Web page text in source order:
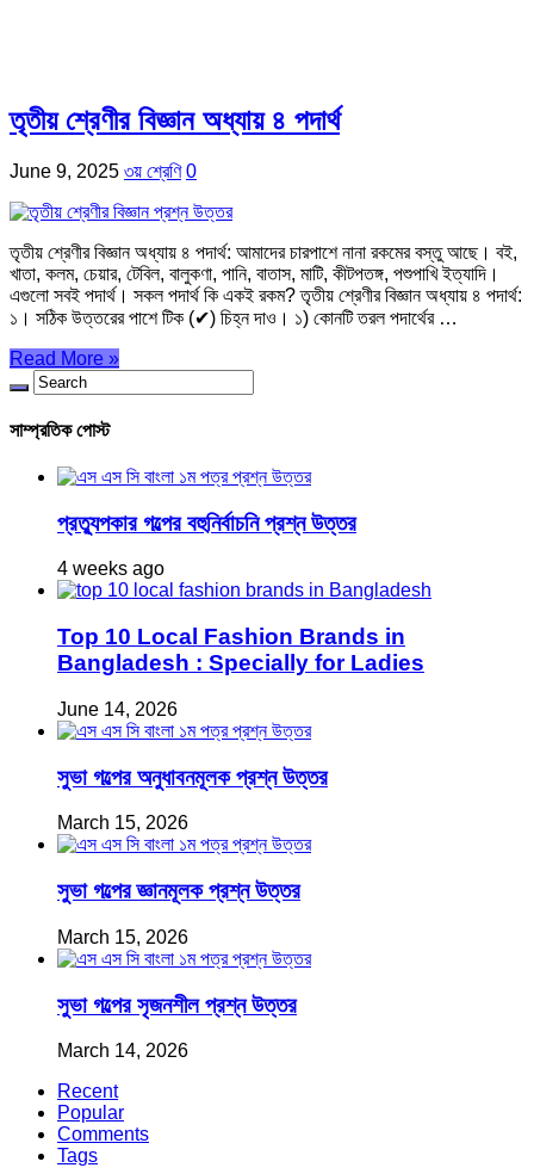
তৃতীয় শ্রেণীর বিজ্ঞান অধ্যায় ৪ পদার্থ
June 9, 2025 ৩য় শ্রেণি 0
তৃতীয় শ্রেণীর বিজ্ঞান অধ্যায় ৪ পদার্থ: আমাদের চারপাশে নানা রকমের বস্তু আছে। বই,
খাতা, কলম, চেয়ার, টেবিল, বালুকণা, পানি, বাতাস, মাটি, কীটপতঙ্গ, পশুপাখি ইত্যাদি।
এগুলো সবই পদার্থ। সকল পদার্থ কি একই রকম? তৃতীয় শ্রেণীর বিজ্ঞান অধ্যায় ৪ পদার্থ:
১। সঠিক উত্তরের পাশে টিক (✔) চিহ্ন দাও। ১) কোনটি তরল পদার্থের …
Read More »
সাম্প্রতিক পোস্ট
প্রত্যুপকার গল্পের বহুনির্বাচনি প্রশ্ন উত্তর
4 weeks ago
Top 10 Local Fashion Brands in
Bangladesh : Specially for Ladies
June 14, 2026
সুভা গল্পের অনুধাবনমূলক প্রশ্ন উত্তর
March 15, 2026
সুভা গল্পের জ্ঞানমূলক প্রশ্ন উত্তর
March 15, 2026
সুভা গল্পের সৃজনশীল প্রশ্ন উত্তর
March 14, 2026
Recent
Popular
Comments
Tags